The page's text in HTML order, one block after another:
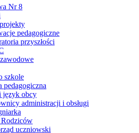
Nr 8
pedagogiczne
przyszłości
szkole
pedagogiczna
język obcy
administracji i obsługi
Rodziców
uczniowski